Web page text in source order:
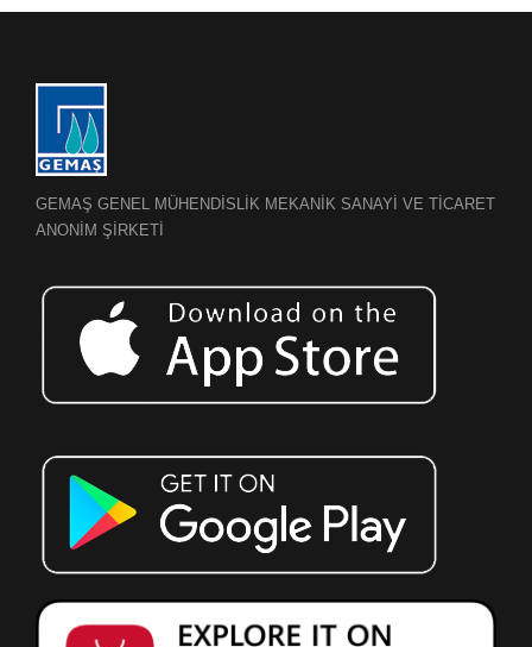
GEMAŞ GENEL MÜHENDİSLİK MEKANİK SANAYİ VE TİCARET
ANONİM ŞİRKETİ